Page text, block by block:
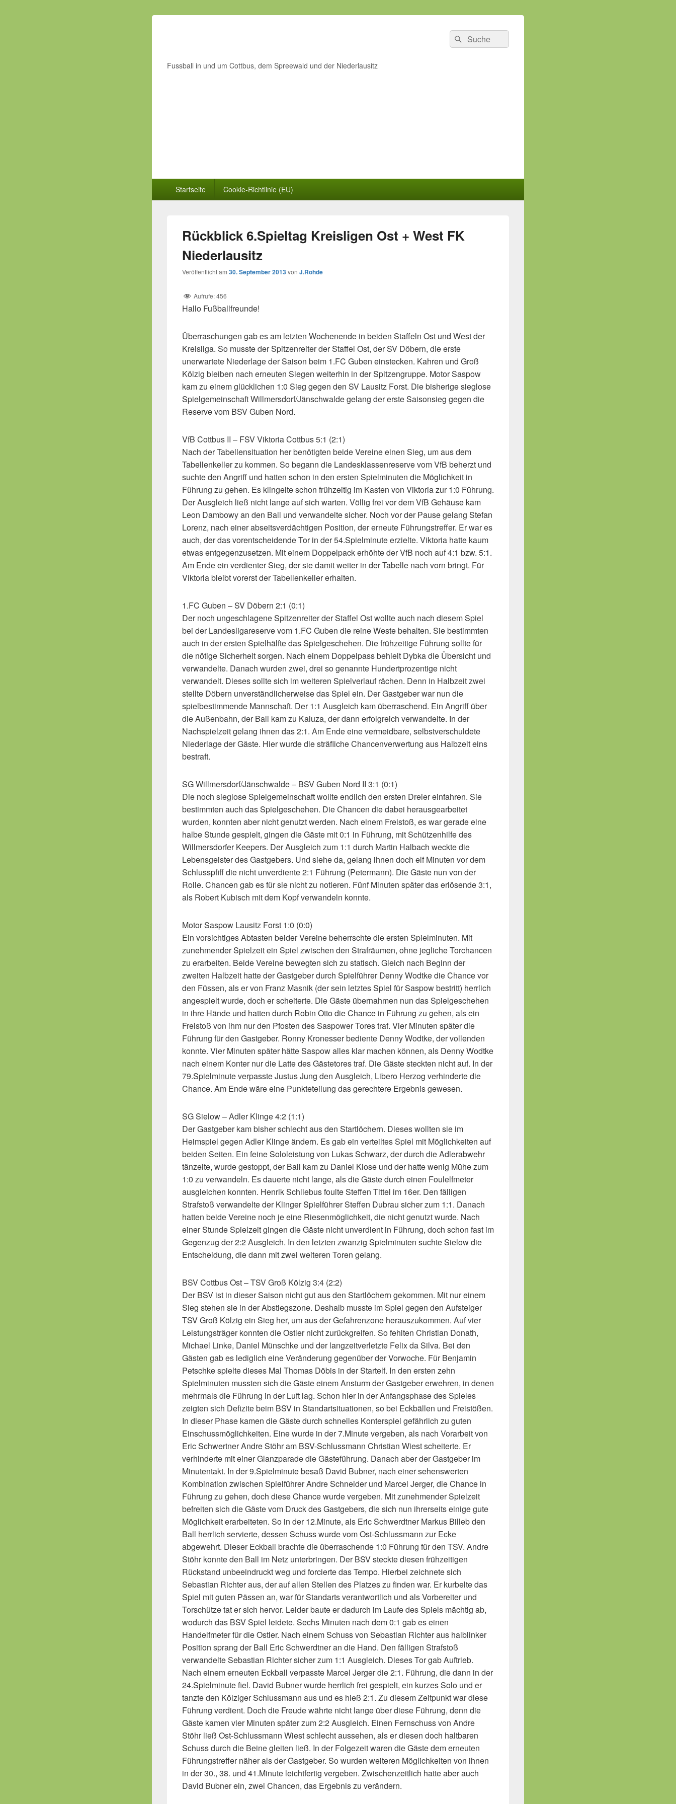
Fussball in und um Cottbus, dem Spreewald und der Niederlausitz
Suchen
nach:
Suchen
PrimäresStartseite Cookie-Richtlinie (EU)
Rückblick 6.Spieltag Kreisligen Ost + West FK
Niederlausitz
Veröffentlicht am 30. September 2013von J.Rohde
Aufrufe:456
Hallo Fußballfreunde!
Überraschungen gab es am letzten Wochenende in beiden Staffeln Ost und West der
Kreisliga. So musste der Spitzenreiter der Staffel Ost, der SV Döbern, die erste
unerwartete Niederlage der Saison beim 1.FC Guben einstecken. Kahren und Groß
Kölzig bleiben nach erneuten Siegen weiterhin in der Spitzengruppe. Motor Saspow
kam zu einem glücklichen 1:0 Sieg gegen den SV Lausitz Forst. Die bisherige sieglose
Spielgemeinschaft Willmersdorf/Jänschwalde gelang der erste Saisonsieg gegen die
Reserve vom BSV Guben Nord.
VfB Cottbus II – FSV Viktoria Cottbus 5:1 (2:1)
Nach der Tabellensituation her benötigten beide Vereine einen Sieg, um aus dem
Tabellenkeller zu kommen. So begann die Landesklassenreserve vom VfB beherzt und
suchte den Angriff und hatten schon in den ersten Spielminuten die Möglichkeit in
Führung zu gehen. Es klingelte schon frühzeitig im Kasten von Viktoria zur 1:0 Führung.
Der Ausgleich ließ nicht lange auf sich warten. Völlig frei vor dem VfB Gehäuse kam
Leon Dambowy an den Ball und verwandelte sicher. Noch vor der Pause gelang Stefan
Lorenz, nach einer abseitsverdächtigen Position, der erneute Führungstreffer. Er war es
auch, der das vorentscheidende Tor in der 54.Spielminute erzielte. Viktoria hatte kaum
etwas entgegenzusetzen. Mit einem Doppelpack erhöhte der VfB noch auf 4:1 bzw. 5:1.
Am Ende ein verdienter Sieg, der sie damit weiter in der Tabelle nach vorn bringt. Für
Viktoria bleibt vorerst der Tabellenkeller erhalten.
1.FC Guben – SV Döbern 2:1 (0:1)
Der noch ungeschlagene Spitzenreiter der Staffel Ost wollte auch nach diesem Spiel
bei der Landesligareserve vom 1.FC Guben die reine Weste behalten. Sie bestimmten
auch in der ersten Spielhälfte das Spielgeschehen. Die frühzeitige Führung sollte für
die nötige Sicherheit sorgen. Nach einem Doppelpass behielt Dybka die Übersicht und
verwandelte. Danach wurden zwei, drei so genannte Hundertprozentige nicht
verwandelt. Dieses sollte sich im weiteren Spielverlauf rächen. Denn in Halbzeit zwei
stellte Döbern unverständlicherweise das Spiel ein. Der Gastgeber war nun die
spielbestimmende Mannschaft. Der 1:1 Ausgleich kam überraschend. Ein Angriff über
die Außenbahn, der Ball kam zu Kaluza, der dann erfolgreich verwandelte. In der
Nachspielzeit gelang ihnen das 2:1. Am Ende eine vermeidbare, selbstverschuldete
Niederlage der Gäste. Hier wurde die sträfliche Chancenverwertung aus Halbzeit eins
bestraft.
SG Willmersdorf/Jänschwalde – BSV Guben Nord II 3:1 (0:1)
Die noch sieglose Spielgemeinschaft wollte endlich den ersten Dreier einfahren. Sie
bestimmten auch das Spielgeschehen. Die Chancen die dabei herausgearbeitet
wurden, konnten aber nicht genutzt werden. Nach einem Freistoß, es war gerade eine
halbe Stunde gespielt, gingen die Gäste mit 0:1 in Führung, mit Schützenhilfe des
Willmersdorfer Keepers. Der Ausgleich zum 1:1 durch Martin Halbach weckte die
Lebensgeister des Gastgebers. Und siehe da, gelang ihnen doch elf Minuten vor dem
Schlusspfiff die nicht unverdiente 2:1 Führung (Petermann). Die Gäste nun von der
Rolle. Chancen gab es für sie nicht zu notieren. Fünf Minuten später das erlösende 3:1,
als Robert Kubisch mit dem Kopf verwandeln konnte.
Motor Saspow Lausitz Forst 1:0 (0:0)
Ein vorsichtiges Abtasten beider Vereine beherrschte die ersten Spielminuten. Mit
zunehmender Spielzeit ein Spiel zwischen den Strafräumen, ohne jegliche Torchancen
zu erarbeiten. Beide Vereine bewegten sich zu statisch. Gleich nach Beginn der
zweiten Halbzeit hatte der Gastgeber durch Spielführer Denny Wodtke die Chance vor
den Füssen, als er von Franz Masnik (der sein letztes Spiel für Saspow bestritt) herrlich
angespielt wurde, doch er scheiterte. Die Gäste übernahmen nun das Spielgeschehen
in ihre Hände und hatten durch Robin Otto die Chance in Führung zu gehen, als ein
Freistoß von ihm nur den Pfosten des Saspower Tores traf. Vier Minuten später die
Führung für den Gastgeber. Ronny Kronesser bediente Denny Wodtke, der vollenden
konnte. Vier Minuten später hätte Saspow alles klar machen können, als Denny Wodtke
nach einem Konter nur die Latte des Gästetores traf. Die Gäste steckten nicht auf. In der
79.Spielminute verpasste Justus Jung den Ausgleich, Libero Herzog verhinderte die
Chance. Am Ende wäre eine Punkteteilung das gerechtere Ergebnis gewesen.
SG Sielow – Adler Klinge 4:2 (1:1)
Der Gastgeber kam bisher schlecht aus den Startlöchern. Dieses wollten sie im
Heimspiel gegen Adler Klinge ändern. Es gab ein verteiltes Spiel mit Möglichkeiten auf
beiden Seiten. Ein feine Sololeistung von Lukas Schwarz, der durch die Adlerabwehr
tänzelte, wurde gestoppt, der Ball kam zu Daniel Klose und der hatte wenig Mühe zum
1:0 zu verwandeln. Es dauerte nicht lange, als die Gäste durch einen Foulelfmeter
ausgleichen konnten. Henrik Schliebus foulte Steffen Tittel im 16er. Den fälligen
Strafstoß verwandelte der Klinger Spielführer Steffen Dubrau sicher zum 1:1. Danach
hatten beide Vereine noch je eine Riesenmöglichkeit, die nicht genutzt wurde. Nach
einer Stunde Spielzeit gingen die Gäste nicht unverdient in Führung, doch schon fast im
Gegenzug der 2:2 Ausgleich. In den letzten zwanzig Spielminuten suchte Sielow die
Entscheidung, die dann mit zwei weiteren Toren gelang.
BSV Cottbus Ost – TSV Groß Kölzig 3:4 (2:2)
Der BSV ist in dieser Saison nicht gut aus den Startlöchern gekommen. Mit nur einem
Sieg stehen sie in der Abstiegszone. Deshalb musste im Spiel gegen den Aufsteiger
TSV Groß Kölzig ein Sieg her, um aus der Gefahrenzone herauszukommen. Auf vier
Leistungsträger konnten die Ostler nicht zurückgreifen. So fehlten Christian Donath,
Michael Linke, Daniel Münschke und der langzeitverletzte Felix da Silva. Bei den
Gästen gab es lediglich eine Veränderung gegenüber der Vorwoche. Für Benjamin
Petschke spielte dieses Mal Thomas Döbis in der Startelf. In den ersten zehn
Spielminuten mussten sich die Gäste einem Ansturm der Gastgeber erwehren, in denen
mehrmals die Führung in der Luft lag. Schon hier in der Anfangsphase des Spieles
zeigten sich Defizite beim BSV in Standartsituationen, so bei Eckbällen und Freistößen.
In dieser Phase kamen die Gäste durch schnelles Konterspiel gefährlich zu guten
Einschussmöglichkeiten. Eine wurde in der 7.Minute vergeben, als nach Vorarbeit von
Eric Schwertner Andre Stöhr am BSV-Schlussmann Christian Wiest scheiterte. Er
verhinderte mit einer Glanzparade die Gästeführung. Danach aber der Gastgeber im
Minutentakt. In der 9.Spielminute besaß David Bubner, nach einer sehenswerten
Kombination zwischen Spielführer Andre Schneider und Marcel Jerger, die Chance in
Führung zu gehen, doch diese Chance wurde vergeben. Mit zunehmender Spielzeit
befreiten sich die Gäste vom Druck des Gastgebers, die sich nun ihrerseits einige gute
Möglichkeit erarbeiteten. So in der 12.Minute, als Eric Schwerdtner Markus Billeb den
Ball herrlich servierte, dessen Schuss wurde vom Ost-Schlussmann zur Ecke
abgewehrt. Dieser Eckball brachte die überraschende 1:0 Führung für den TSV. Andre
Stöhr konnte den Ball im Netz unterbringen. Der BSV steckte diesen frühzeitigen
Rückstand unbeeindruckt weg und forcierte das Tempo. Hierbei zeichnete sich
Sebastian Richter aus, der auf allen Stellen des Platzes zu finden war. Er kurbelte das
Spiel mit guten Pässen an, war für Standarts verantwortlich und als Vorbereiter und
Torschütze tat er sich hervor. Leider baute er dadurch im Laufe des Spiels mächtig ab,
wodurch das BSV Spiel leidete. Sechs Minuten nach dem 0:1 gab es einen
Handelfmeter für die Ostler. Nach einem Schuss von Sebastian Richter aus halblinker
Position sprang der Ball Eric Schwerdtner an die Hand. Den fälligen Strafstoß
verwandelte Sebastian Richter sicher zum 1:1 Ausgleich. Dieses Tor gab Auftrieb.
Nach einem erneuten Eckball verpasste Marcel Jerger die 2:1. Führung, die dann in der
24.Spielminute fiel. David Bubner wurde herrlich frei gespielt, ein kurzes Solo und er
tanzte den Kölziger Schlussmann aus und es hieß 2:1. Zu diesem Zeitpunkt war diese
Führung verdient. Doch die Freude währte nicht lange über diese Führung, denn die
Gäste kamen vier Minuten später zum 2:2 Ausgleich. Einen Fernschuss von Andre
Stöhr ließ Ost-Schlussmann Wiest schlecht aussehen, als er diesen doch haltbaren
Schuss durch die Beine gleiten ließ. In der Folgezeit waren die Gäste dem erneuten
Führungstreffer näher als der Gastgeber. So wurden weiteren Möglichkeiten von ihnen
in der 30., 38. und 41.Minute leichtfertig vergeben. Zwischenzeitlich hatte aber auch
David Bubner ein, zwei Chancen, das Ergebnis zu verändern.